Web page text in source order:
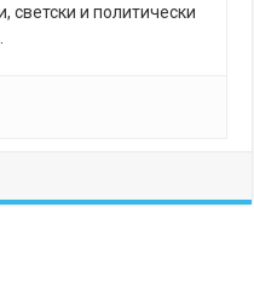
светски и политически